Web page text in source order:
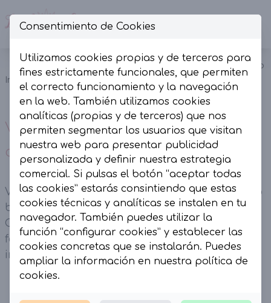
Inicio
Vestido imperio
corto negro y
camel.
Vestido imperio corto negro y
camel.
Vestido imperio corto negro y camel. Engomado
bajo el pecho y con cordón en el pecho.
Combina tejido en camel con abalorios en
forado. Mangas desflecada y contiene forro
interior.
Consentimiento de Cookies
Utilizamos cookies propias y de terceros para
fines estrictamente funcionales, que permiten
el correcto funcionamiento y la navegación
en la web. También utilizamos cookies
analíticas (propias y de terceros) que nos
permiten segmentar los usuarios que visitan
nuestra web para presentar publicidad
personalizada y definir nuestra estrategia
comercial. Si pulsas el botón “aceptar todas
las cookies” estarás consintiendo que estas
cookies técnicas y analíticas se instalen en tu
navegador. También puedes utilizar la
función “configurar cookies” y establecer las
cookies concretas que se instalarán. Puedes
ampliar la información en nuestra política de
cookies.